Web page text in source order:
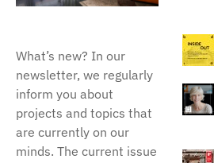
What’s new? In our
newsletter, we regularly
inform you about
projects and topics that
are currently on our
minds. The current issue